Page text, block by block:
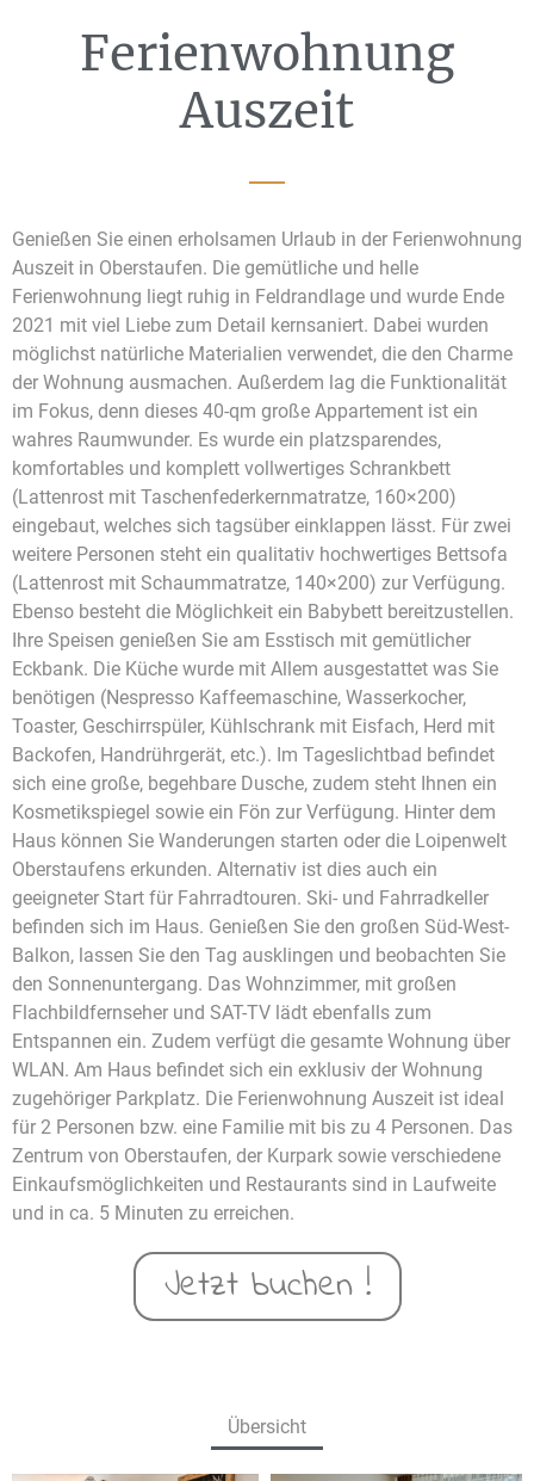
Ferienwohnung
Auszeit
Genießen Sie einen erholsamen Urlaub in der Ferienwohnung
Auszeit in Oberstaufen. Die gemütliche und helle
Ferienwohnung liegt ruhig in Feldrandlage und wurde Ende
2021 mit viel Liebe zum Detail kernsaniert. Dabei wurden
möglichst natürliche Materialien verwendet, die den Charme
der Wohnung ausmachen. Außerdem lag die Funktionalität
im Fokus, denn dieses 40-qm große Appartement ist ein
wahres Raumwunder. Es wurde ein platzsparendes,
komfortables und komplett vollwertiges Schrankbett
(Lattenrost mit Taschenfederkernmatratze, 160×200)
eingebaut, welches sich tagsüber einklappen lässt. Für zwei
weitere Personen steht ein qualitativ hochwertiges Bettsofa
(Lattenrost mit Schaummatratze, 140×200) zur Verfügung.
Ebenso besteht die Möglichkeit ein Babybett bereitzustellen.
Ihre Speisen genießen Sie am Esstisch mit gemütlicher
Eckbank. Die Küche wurde mit Allem ausgestattet was Sie
benötigen (Nespresso Kaffeemaschine, Wasserkocher,
Toaster, Geschirrspüler, Kühlschrank mit Eisfach, Herd mit
Backofen, Handrührgerät, etc.). Im Tageslichtbad befindet
sich eine große, begehbare Dusche, zudem steht Ihnen ein
Kosmetikspiegel sowie ein Fön zur Verfügung. Hinter dem
Haus können Sie Wanderungen starten oder die Loipenwelt
Oberstaufens erkunden. Alternativ ist dies auch ein
geeigneter Start für Fahrradtouren. Ski- und Fahrradkeller
befinden sich im Haus. Genießen Sie den großen Süd-West-
Balkon, lassen Sie den Tag ausklingen und beobachten Sie
den Sonnenuntergang. Das Wohnzimmer, mit großen
Flachbildfernseher und SAT-TV lädt ebenfalls zum
Entspannen ein. Zudem verfügt die gesamte Wohnung über
WLAN. Am Haus befindet sich ein exklusiv der Wohnung
zugehöriger Parkplatz. Die Ferienwohnung Auszeit ist ideal
für 2 Personen bzw. eine Familie mit bis zu 4 Personen. Das
Zentrum von Oberstaufen, der Kurpark sowie verschiedene
Einkaufsmöglichkeiten und Restaurants sind in Laufweite
und in ca. 5 Minuten zu erreichen.
Jetzt buchen !
Übersicht